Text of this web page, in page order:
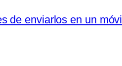
de enviarlos en un